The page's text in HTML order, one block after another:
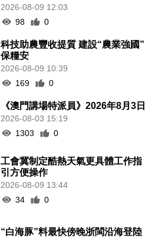
2026-08-09 12:03
98
0
科技助農豐收提質 建設“農業強國”
保糧安
2026-08-09 10:39
169
0
《澳門講場特派員》2026年8月3日
2026-08-03 15:19
1303
0
工會冀制定酷熱天氣更具體工作指
引方便操作
2026-08-09 13:44
34
0
“白海豚”料最快傍晚浙閩沿海登陸